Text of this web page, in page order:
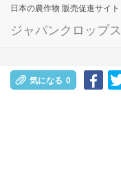
日本の農作物 販売促進サイト
ジャパンクロップス
気になる 0